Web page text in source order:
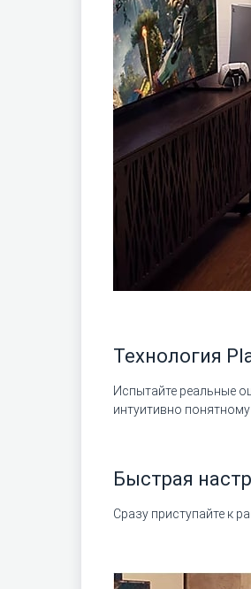
Технология
Испытайте реальные
интуитивно
Быстрая
Сразу приступайте к